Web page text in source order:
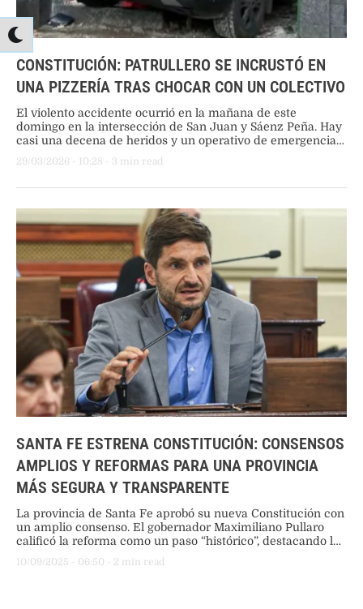
CONSTITUCIÓN: PATRULLERO SE INCRUSTÓ EN
UNA PIZZERÍA TRAS CHOCAR CON UN COLECTIVO
El violento accidente ocurrió en la mañana de este
domingo en la intersección de San Juan y Sáenz Peña. Hay
casi una decena de heridos y un operativo de emergencia
29/03/2026 - 10:28 - 3 min read
SANTA FE ESTRENA CONSTITUCIÓN: CONSENSOS
AMPLIOS Y REFORMAS PARA UNA PROVINCIA
MÁS SEGURA Y TRANSPARENTE
La provincia de Santa Fe aprobó su nueva Constitución con
un amplio consenso. El gobernador Maximiliano Pullaro
calificó la reforma como un paso “histórico”, destacando la
parlamentarios.
10/09/2025 - 06:50 - 2 min read